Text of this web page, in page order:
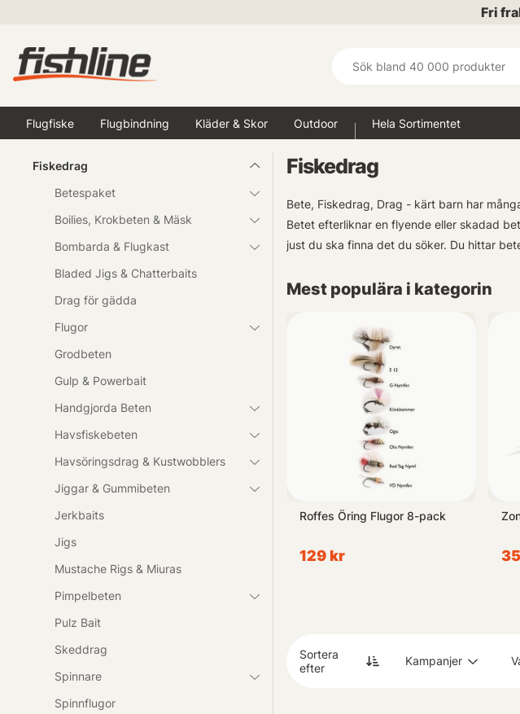
Fri
Flugfiske Flugbindning Kläder & Skor Outdoor Hela Sortimentet
Fiskedrag
Betespaket
Boilies, Krokbeten & Mäsk
Bombarda & Flugkast
Bladed Jigs & Chatterbaits
Drag för gädda
Flugor
Grodbeten
Gulp & Powerbait
Handgjorda Beten
Havsfiskebeten
Havsöringsdrag & Kustwobblers
Jiggar & Gummibeten
Jerkbaits
Jigs
Mustache Rigs & Miuras
Pimpelbeten
Pulz Bait
Skeddrag
Spinnare
Spinnflugor
Fiskedrag
Bete, Fiskedrag, Drag - kärt barn har
Betet efterliknar en flyende eller skadad
just du ska finna det du söker. Du hittar
Mest populära i kategorin
Montana Glacier Green
Roffes Öring Flugor 8-pack
129 kr
Sortera
efter
Kampanjer